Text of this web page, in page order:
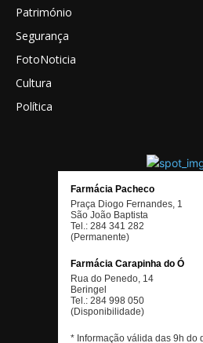
Património
Segurança
FotoNoticia
Cultura
Política